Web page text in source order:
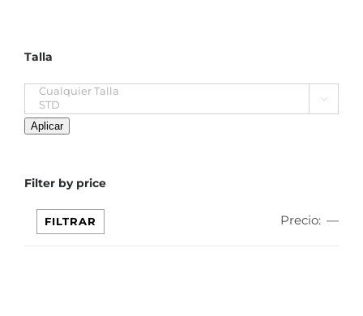
Talla

Aplicar
Filter by price
FILTRAR Precio: —